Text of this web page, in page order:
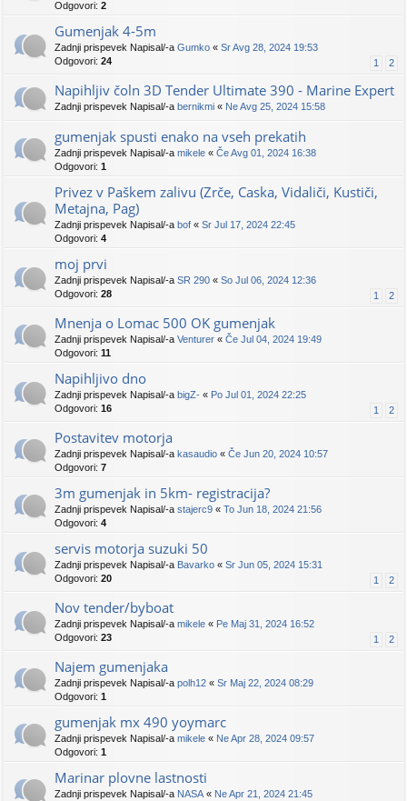
Odgovori: 2
Gumenjak 4-5m
Zadnji prispevek Napisal/-a Gumko « Sr Avg 28, 2024 19:53
Odgovori: 24 1 2
Napihljiv čoln 3D Tender Ultimate 390 - Marine Expert
Zadnji prispevek Napisal/-a bernikmi « Ne Avg 25, 2024 15:58
gumenjak spusti enako na vseh prekatih
Zadnji prispevek Napisal/-a mikele « Če Avg 01, 2024 16:38
Odgovori: 1
Privez v Paškem zalivu (Zrče, Caska, Vidaliči, Kustiči,
Metajna, Pag)
Zadnji prispevek Napisal/-a bof « Sr Jul 17, 2024 22:45
Odgovori: 4
moj prvi
Zadnji prispevek Napisal/-a SR 290 « So Jul 06, 2024 12:36
Odgovori: 28 1 2
Mnenja o Lomac 500 OK gumenjak
Zadnji prispevek Napisal/-a Venturer « Če Jul 04, 2024 19:49
Odgovori: 11
Napihljivo dno
Zadnji prispevek Napisal/-a bigZ- « Po Jul 01, 2024 22:25
Odgovori: 16 1 2
Postavitev motorja
Zadnji prispevek Napisal/-a kasaudio « Če Jun 20, 2024 10:57
Odgovori: 7
3m gumenjak in 5km- registracija?
Zadnji prispevek Napisal/-a stajerc9 « To Jun 18, 2024 21:56
Odgovori: 4
servis motorja suzuki 50
Zadnji prispevek Napisal/-a Bavarko « Sr Jun 05, 2024 15:31
Odgovori: 20 1 2
Nov tender/byboat
Zadnji prispevek Napisal/-a mikele « Pe Maj 31, 2024 16:52
Odgovori: 23 1 2
Najem gumenjaka
Zadnji prispevek Napisal/-a polh12 « Sr Maj 22, 2024 08:29
Odgovori: 1
gumenjak mx 490 yoymarc
Zadnji prispevek Napisal/-a mikele « Ne Apr 28, 2024 09:57
Odgovori: 1
Marinar plovne lastnosti
Zadnji prispevek Napisal/-a NASA « Ne Apr 21, 2024 21:45